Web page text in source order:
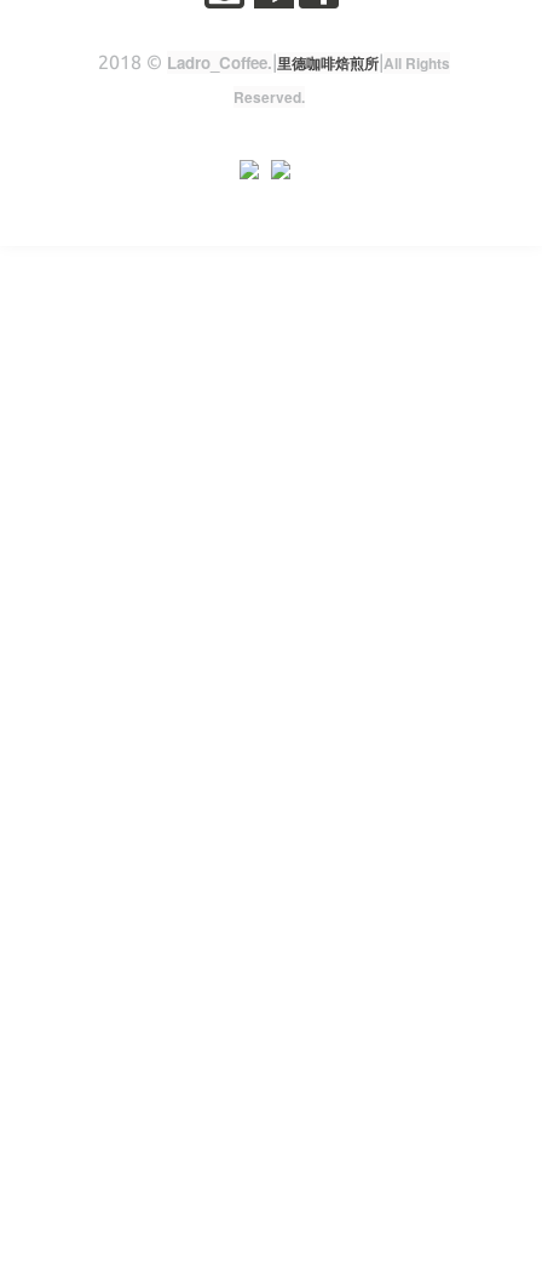
2018 © Ladro_Coffee.|里德咖啡焙煎所|All Rights
Reserved.